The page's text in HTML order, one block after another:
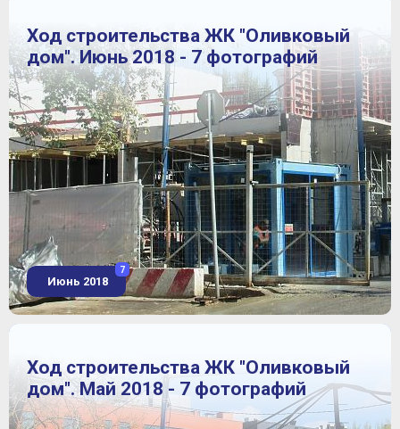
Ход строительства ЖК "Оливковый
дом". Июнь 2018 - 7 фотографий
Июнь 2018
7
Ход строительства ЖК "Оливковый
дом". Май 2018 - 7 фотографий